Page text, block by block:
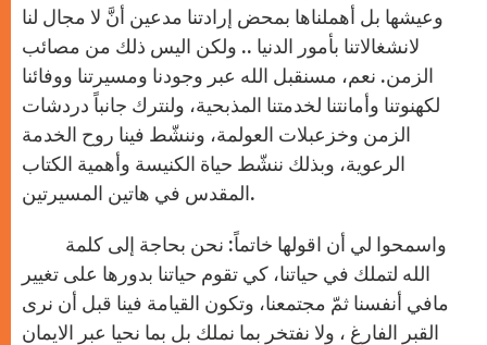
وعيشها بل أهملناها بمحض إرادتنا مدعين أنَّ لا مجال لنا
لانشغالاتنا بأمور الدنيا .. ولكن اليس ذلك من مصائب
الزمن. نعم، مسنقبل الله عبر وجودنا ومسيرتنا ووفائنا
لكهنوتنا وأمانتنا لخدمتنا المذبحية، ولنترك جانباً دردشات
الزمن وخزعبلات العولمة، وننشّط فينا روح الخدمة
الرعوية، وبذلك ننشّط حياة الكنيسة وأهمية الكتاب
المقدس في هاتين المسيرتين.
الله لتملك في حياتنا، كي تقوم حياتنا بدورها على تغيير
مافي أنفسنا ثمّ مجتمعنا، وتكون القيامة فينا قبل أن نرى
القبر الفارغ ، ولا نفتخر بما نملك بل بما نحيا عبر الايمان